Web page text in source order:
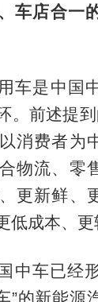
车店合一
车是中国
。前述提到
消费者为
物流、零
更新鲜、
低成本、更
中车已经
”的新能源